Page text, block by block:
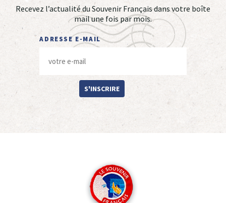
Recevez l’actualité du Souvenir Français dans votre boîte
mail une fois par mois.
ADRESSE E-MAIL
S'INSCRIRE